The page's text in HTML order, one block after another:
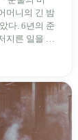
머니의 긴 밤
다. 6년의 준
지른 일을 기
법 재판을